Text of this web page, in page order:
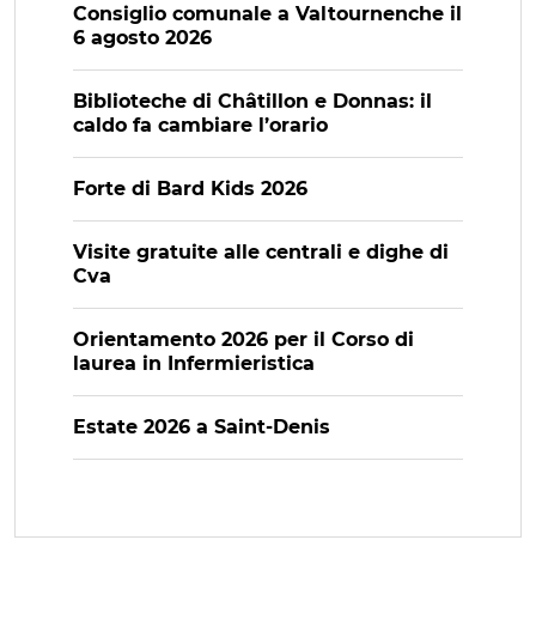
Consiglio comunale a Valtournenche il
6 agosto 2026
Biblioteche di Châtillon e Donnas: il
caldo fa cambiare l’orario
Forte di Bard Kids 2026
Visite gratuite alle centrali e dighe di
Cva
Orientamento 2026 per il Corso di
laurea in Infermieristica
Estate 2026 a Saint-Denis